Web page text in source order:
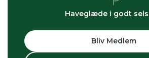
Haveglæde i godt
Bliv Medlem